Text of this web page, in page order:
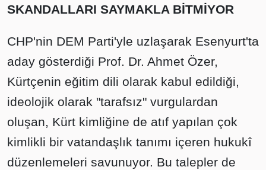
SKANDALLARI SAYMAKLA BİTMİYOR
CHP'nin DEM Parti'yle uzlaşarak Esenyurt'ta
aday gösterdiği Prof. Dr. Ahmet Özer,
Kürtçenin eğitim dili olarak kabul edildiği,
ideolojik olarak "tarafsız" vurgulardan
oluşan, Kürt kimliğine de atıf yapılan çok
kimlikli bir vatandaşlık tanımı içeren hukukî
düzenlemeleri savunuyor. Bu talepler de